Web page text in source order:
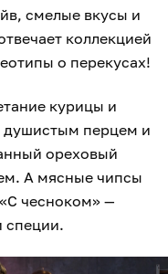
смелые вкусы и
коллекцией
о перекусах!
курицы и
душистым перцем и
ореховый
А мясные чипсы
чесноком» —
специи.